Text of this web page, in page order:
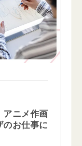
アニメ作画
のお仕事に